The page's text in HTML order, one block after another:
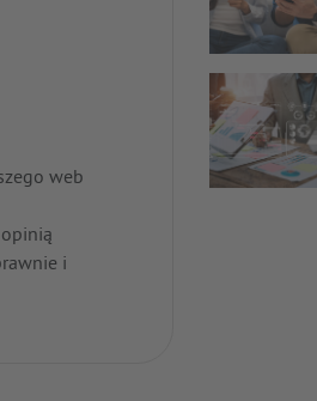
web
i